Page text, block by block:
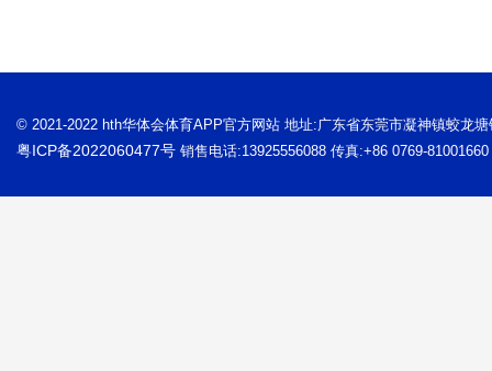
© 2021-2022 hth华体会体育APP官方网站 地址:广东省东莞市凝神镇蛟龙
粤ICP备2022060477号 销售电话:13925556088 传真:+86 0769-81001660